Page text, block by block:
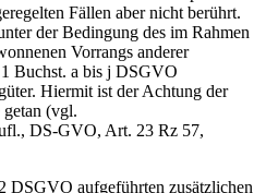
Fällen aber nicht berührt.
der Bedingung des im Rahmen
Vorrangs anderer
Buchst. a bis j DSGVO
Hiermit ist der Achtung der
getan (vgl.
DS-GVO, Art. 23 Rz 57,
aufgeführten zusätzlichen